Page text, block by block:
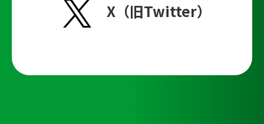
X（旧Twitter）